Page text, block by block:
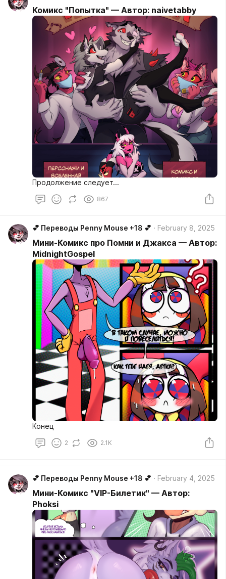
Комикс "Попытка" — Автор: naivetabby
Продолжение следует...
867
💕 Переводы Penny Mouse +18 💕 February 8, 2025
Мини-Комикс про Помни и Джакса — Автор:
MidnightGospel
Конец
2 2.1K
💕 Переводы Penny Mouse +18 💕 February 4, 2025
Мини-Комикс "VIP-Билетик" — Автор:
Phoksi